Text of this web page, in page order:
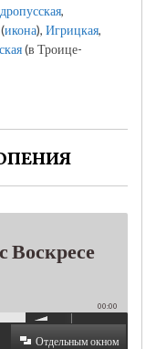
,
(икона), Игрицкая,
(в Троице-
Воскресе
00:00
Отдельным окном